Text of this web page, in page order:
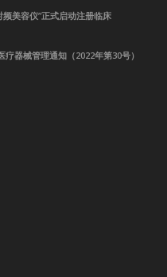
美容仪”正式启动注册临床
器械管理通知（2022年第30号）